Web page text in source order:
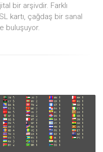
bir arşivdir. Farklı
kartı, çağdaş bir sanal
buluşuyor.